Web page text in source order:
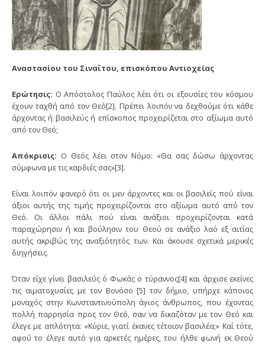
Αναστασίου του Σιναΐτου, επισκόπου Αντιοχείας
Ερώτησις: Ο Απόστολος Παύλος λέει ότι οι εξουσίες του κόσμου
έχουν ταχθή από τον Θεό[2]. Πρέπει λοιπόν να δεχθούμε ότι κάθε
άρχοντας ή βασιλεύς ή επίσκοπος προχειρίζεται στο αξίωμα αυτό
από τον Θεό;
Απόκρισις: Ο Θεός λέει στον Νόμο: «Θα σας δώσω άρχοντας
σύμφωνα με τις καρδιές σας»[3].
Είναι λοιπόν φανερό ότι οι μεν άρχοντες και οι βασιλείς πού είναι
άξιοι αυτής της τιμής προχειρίζονται στο αξίωμα αυτό από τον
Θεό. Οι άλλοι πάλι πού είναι ανάξιοι προχειρίζονται κατά
παραχώρησιν ή και βούλησιν του Θεού σε ανάξιο λαό εξ αιτίας
αυτής ακριβώς της αναξιότητός των. Και άκουσε σχετικά μερικές
διηγήσεις.
Όταν είχε γίνει βασιλεύς ό Φωκάς ο τύραννος[4] και άρχισε εκείνες
τις αιματοχυσίες με τον Βονόσο [5] τον δήμιο, υπήρχε κάποιος
μοναχός στην Κωνσταντινούπολη άγιος άνθρωπος, που έχοντας
πολλή παρρησία προς τον Θεό, σαν να δικαζόταν με τον Θεό και
έλεγε με απλότητα: «Κύριε, γιατί έκανες τέτοιον βασιλέα;» Καί τότε,
αφού το έλεγε αυτό για αρκετές ημέρες, του ήλθε φωνή εκ Θεού